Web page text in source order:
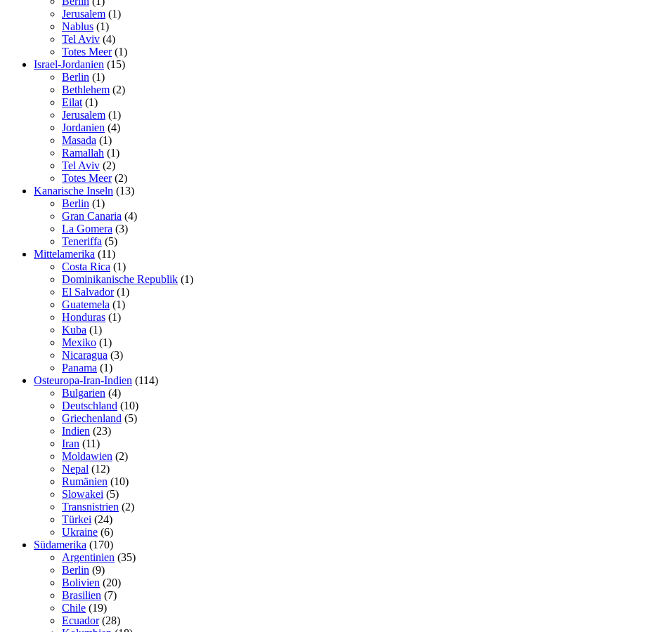
Jerusalem (1)
Nablus (1)
Tel Aviv (4)
Totes Meer(1)
Israel-Jordanien (15)
Berlin (1)
Bethlehem (2)
Eilat (1)
Jerusalem (1)
Jordanien (4)
Masada (1)
Ramallah (1)
Tel Aviv (2)
Totes Meer(2)
Kanarische Inseln (13)
Berlin (1)
Gran Canaria (4)
La Gomera (3)
Teneriffa (5)
Mittelamerika (11)
Costa Rica (1)
Dominikanische Republik (1)
El Salvador(1)
Guatemela (1)
Honduras (1)
Kuba (1)
Mexiko (1)
Nicaragua (3)
Panama (1)
Osteuropa-Iran-Indien (114)
Bulgarien (4)
Deutschland (10)
Griechenland (5)
Indien (23)
Iran (11)
Moldawien (2)
Nepal (12)
Rumänien (10)
Slowakei (5)
Transnistrien (2)
Türkei (24)
Ukraine (6)
Südamerika (170)
Argentinien (35)
Berlin (9)
Bolivien (20)
Brasilien (7)
Chile (19)
Ecuador(28)